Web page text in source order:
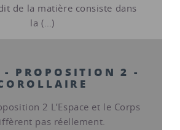
de la matière consiste dans
la (…)
PROPOSITION 2 -
2 L’Espace et le Corps
pas réellement.